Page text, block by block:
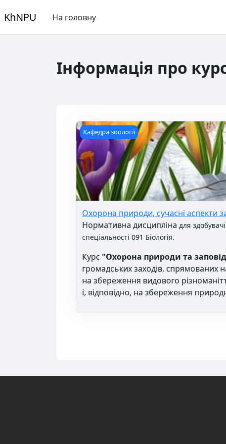
KhNPU На головну
Інформація про
Охорона природи, сучасні аспекти
Кафедра зоології
Охорона природи, сучасні аспекти
Нормативна дисциплінадля
спеціальності 091 Біологія.
Курс "Охорона природи та
громадських заходів, спрямованих
на збереження видового
і, відповідно, на збереження